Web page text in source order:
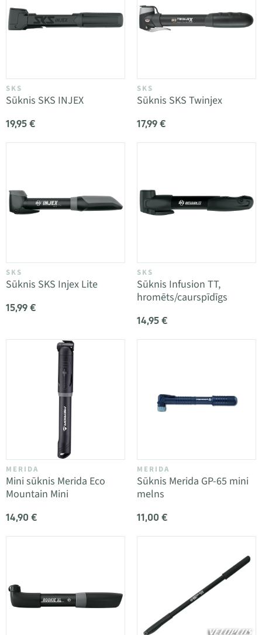
SKS
Sūknis SKS INJEX
19,95 €
SKS
Sūknis SKS Twinjex
17,99 €
SKS
Sūknis SKS Injex Lite
15,99 €
SKS
Sūknis Infusion TT,
hromēts/caurspīdīgs
14,95 €
MERIDA
Mini sūknis Merida Eco
Mountain Mini
14,90 €
MERIDA
Sūknis Merida GP-65 mini
melns
11,00 €